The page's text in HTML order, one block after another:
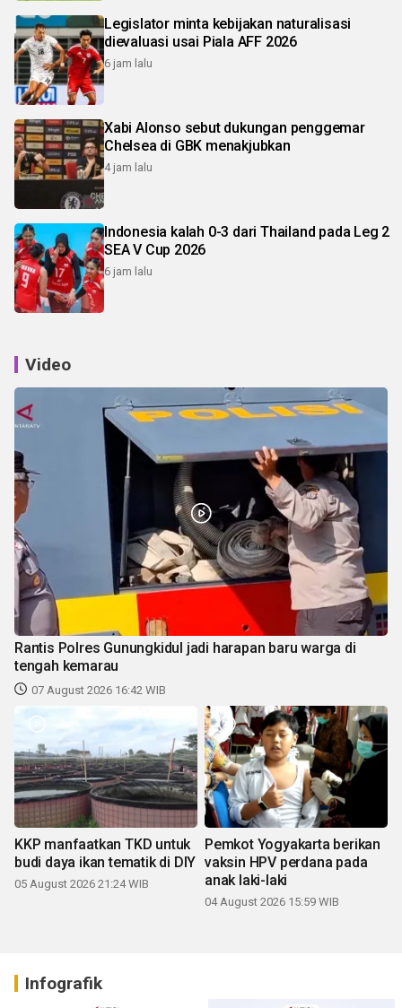
Legislator minta kebijakan naturalisasi
dievaluasi usai Piala AFF 2026
6 jam lalu
Xabi Alonso sebut dukungan penggemar
Chelsea di GBK menakjubkan
4 jam lalu
Indonesia kalah 0-3 dari Thailand pada Leg 2
SEA V Cup 2026
6 jam lalu
Video
Rantis Polres Gunungkidul jadi harapan baru warga di
tengah kemarau
07 August 2026 16:42 WIB
KKP manfaatkan TKD untuk
budi daya ikan tematik di DIY
05 August 2026 21:24 WIB
Pemkot Yogyakarta berikan
vaksin HPV perdana pada
anak laki-laki
04 August 2026 15:59 WIB
Infografik